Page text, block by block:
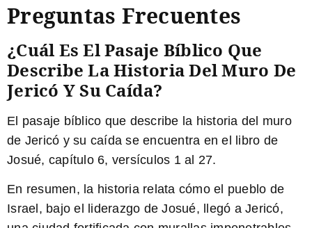
Preguntas Frecuentes
¿Cuál Es El Pasaje Bíblico Que
Describe La Historia Del Muro De
Jericó Y Su Caída?
El pasaje bíblico que describe la historia del muro
de Jericó y su caída se encuentra en el libro de
Josué, capítulo 6, versículos 1 al 27.
En resumen, la historia relata cómo el pueblo de
Israel, bajo el liderazgo de Josué, llegó a Jericó,